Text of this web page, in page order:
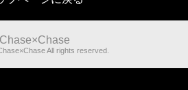
Chase×Chase
All rights reserved.